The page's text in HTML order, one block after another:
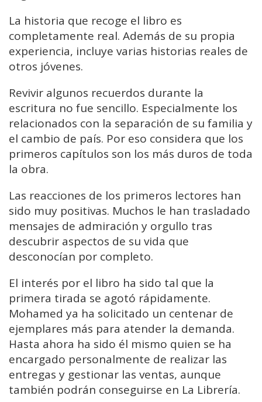
La historia que recoge el libro es
completamente real. Además de su propia
experiencia, incluye varias historias reales de
otros jóvenes.
Revivir algunos recuerdos durante la
escritura no fue sencillo. Especialmente los
relacionados con la separación de su familia y
el cambio de país. Por eso considera que los
primeros capítulos son los más duros de toda
la obra.
Las reacciones de los primeros lectores han
sido muy positivas. Muchos le han trasladado
mensajes de admiración y orgullo tras
descubrir aspectos de su vida que
desconocían por completo.
El interés por el libro ha sido tal que la
primera tirada se agotó rápidamente.
Mohamed ya ha solicitado un centenar de
ejemplares más para atender la demanda.
Hasta ahora ha sido él mismo quien se ha
encargado personalmente de realizar las
entregas y gestionar las ventas, aunque
también podrán conseguirse en La Librería.